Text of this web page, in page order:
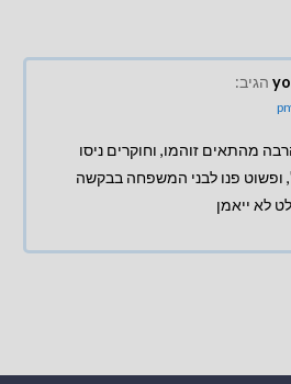
הגיב:
מהתאים זוהמו, וחוקרים ניסו
ופשוט פנו לבני המשפחה בבקשה
לא ייאמן